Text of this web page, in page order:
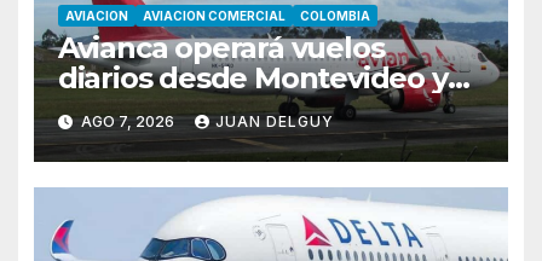
AVIACION AVIACION COMERCIAL COLOMBIA
Avianca operará vuelos
diarios desde Montevideo y
Asunción hacia Bogotá
AGO 7, 2026 JUAN DELGUY